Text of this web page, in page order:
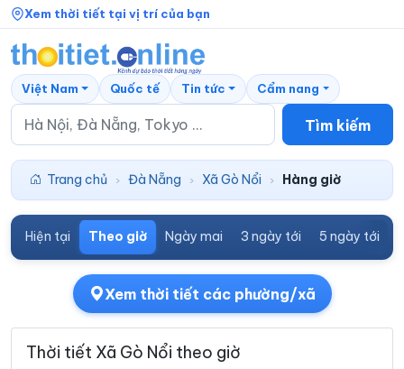
Xem thời tiết tại vị trí của bạn
Tìm kiếm
Việt Nam Quốc tế Tin tức Cẩm nang
Trang chủ › Đà Nẵng › Xã Gò Nổi › Hàng giờ
Hiện tại Theo giờ Ngày mai 3 ngày tới 5 ngày tới
Xem thời tiết các phường/xã
Thời tiết Xã Gò Nổi theo giờ